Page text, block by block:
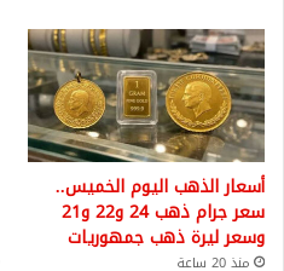
أسعار الذهب اليوم الخميس..
سعر جرام ذهب 24 و22 و21
وسعر ليرة ذهب جمهوريات
منذ 20 ساعة